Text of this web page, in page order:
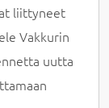
liittyneet
Vakkurin
uutta